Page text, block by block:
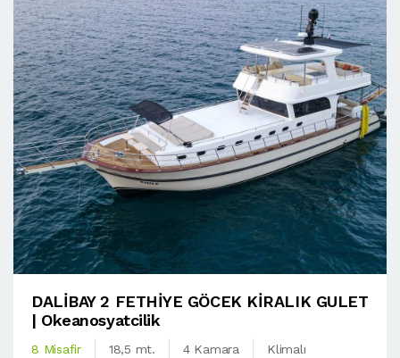
DALİBAY 2 FETHİYE GÖCEK KİRALIK GULET
| Okeanosyatcilik
8 Misafir 18,5 mt. 4 Kamara Klimalı